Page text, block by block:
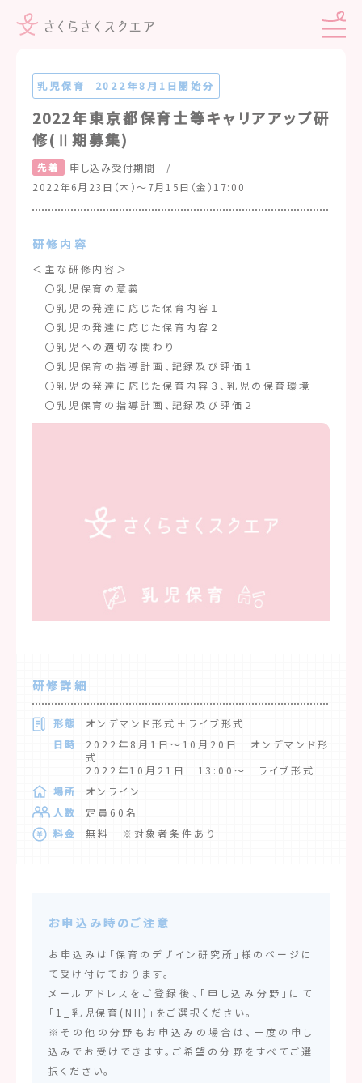
乳児保育 2022年8月1日開始分
2022年東京都保育士等キャリアアップ研
修(Ⅱ期募集)
先着
申し込み受付期間 /
2022年6月23日（木）～7月15日（金）17:00
研修内容
＜主な研修内容＞
〇乳児保育の意義
〇乳児の発達に応じた保育内容１
〇乳児の発達に応じた保育内容２
〇乳児への適切な関わり
〇乳児保育の指導計画、記録及び評価１
〇乳児の発達に応じた保育内容３、乳児の保育環境
〇乳児保育の指導計画、記録及び評価２
研修詳細
形態
オンデマンド形式＋ライブ形式
日時
2022年8月1日～10月20日 オンデマンド形
式
2022年10月21日 13:00～ ライブ形式
場所
オンライン
人数
定員60名
料金
無料 ※対象者条件あり
お申込み時のご注意
お申込みは「保育のデザイン研究所」様のページに
て受け付けております。
メールアドレスをご登録後、「申し込み分野」にて
「1_乳児保育(NH)」をご選択ください。
※その他の分野もお申込みの場合は、一度の申し
込みでお受けできます。ご希望の分野をすべてご選
択ください。